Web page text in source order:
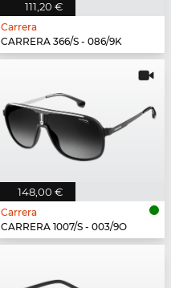
111,20 €
Carrera
CARRERA 366/S - 086/9K
148,00 €
Carrera
CARRERA 1007/S - 003/9O